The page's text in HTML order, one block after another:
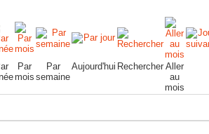
Par
mois
Par
semaine
Aujourd'hui Rechercher Aller
au
mois